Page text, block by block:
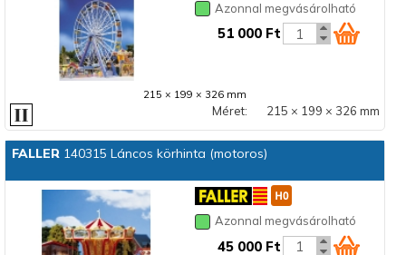
Azonnal megvásárolható
51 000 Ft
215 × 199 × 326 mm
Méret: 215 × 199 × 326 mm
FALLER140315 Láncos körhinta (motoros)
Azonnal megvásárolható
45 000 Ft